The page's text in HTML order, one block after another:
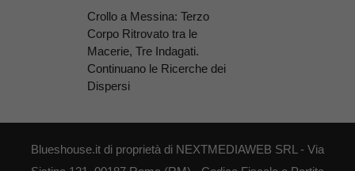
Crollo a Messina: Terzo
Corpo Ritrovato tra le
Macerie, Tre Indagati.
Continuano le Ricerche dei
Dispersi
Blueshouse.it di proprietà di NEXTMEDIAWEB SRL - Via